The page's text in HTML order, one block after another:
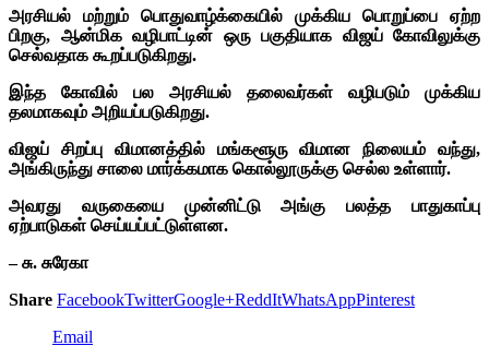
அரசியல் மற்றும் பொதுவாழ்க்கையில் முக்கிய பொறுப்பை ஏற்ற
பிறகு, ஆன்மிக வழிபாட்டின் ஒரு பகுதியாக விஜய் கோவிலுக்கு
செல்வதாக கூறப்படுகிறது.
இந்த கோவில் பல அரசியல் தலைவர்கள் வழிபடும் முக்கிய
தலமாகவும் அறியப்படுகிறது.
விஜய் சிறப்பு விமானத்தில் மங்களூரு விமான நிலையம் வந்து,
அங்கிருந்து சாலை மார்க்கமாக கொல்லூருக்கு செல்ல உள்ளார்.
அவரது வருகையை முன்னிட்டு அங்கு பலத்த பாதுகாப்பு
ஏற்பாடுகள் செய்யப்பட்டுள்ளன.
– சு. சுரேகா
Share FacebookTwitterGoogle+ReddItWhatsAppPinterest
Email